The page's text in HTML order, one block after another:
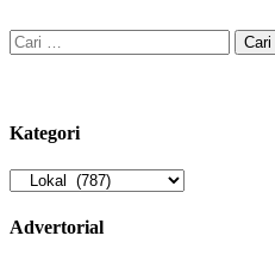
Cari
untuk:
Kategori
Kategori
Advertorial